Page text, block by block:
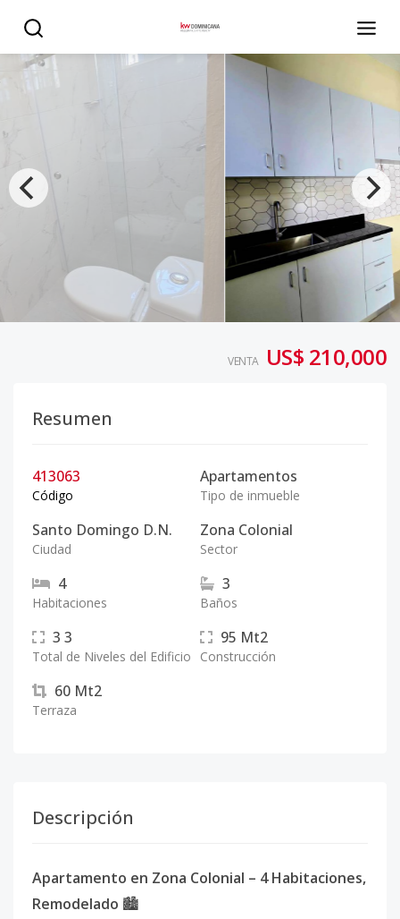
VENTA US$ 210,000
Resumen
413063
Código
Apartamentos
Tipo de inmueble
Santo Domingo D.N.
Ciudad
Zona Colonial
Sector
4
Habitaciones
3
Baños
3 3
Total de Niveles del Edificio
95 Mt2
Construcción
60 Mt2
Terraza
Descripción
Apartamento en Zona Colonial – 4 Habitaciones,
Remodelado 🏙️